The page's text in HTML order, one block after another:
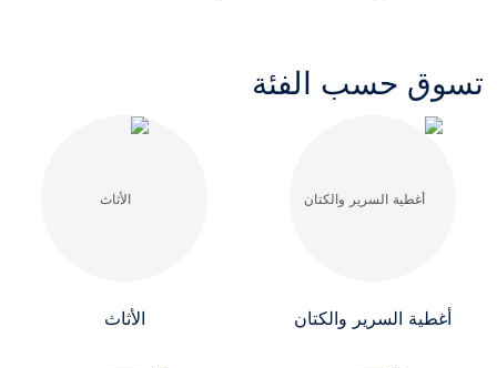
تسوق حسب الفئة
أغطية السرير والكتان الأثاث